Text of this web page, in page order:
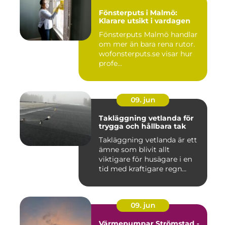
Fönsterputs i Malmö:
Klarare utsikt i vardagen
Fönsterputs Malmö handlar
om mer än bara rena rutor.
wofonsterputs.se visar hur
profe...
09. jun
Takläggning vetlanda för
trygga och hållbara tak
Takläggning vetlanda är ett
ämne som blivit allt
viktigare för husägare i en
tid med kraftigare regn...
09. jun